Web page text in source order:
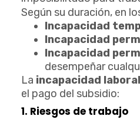
Según su duración, en
Incapacidad
Incapacidad
Incapacidad
desempeñar
La incapacidad laboral
el pago del subsidio:
1. Riesgos de trabajo